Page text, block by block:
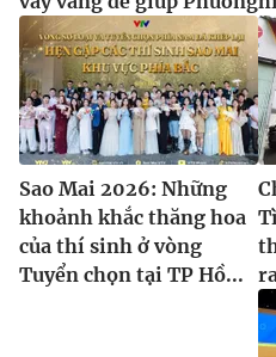
Sao Mai 2026: Những
khoảnh khắc thăng hoa
của thí sinh ở vòng
Tuyển chọn tại TP Hồ...